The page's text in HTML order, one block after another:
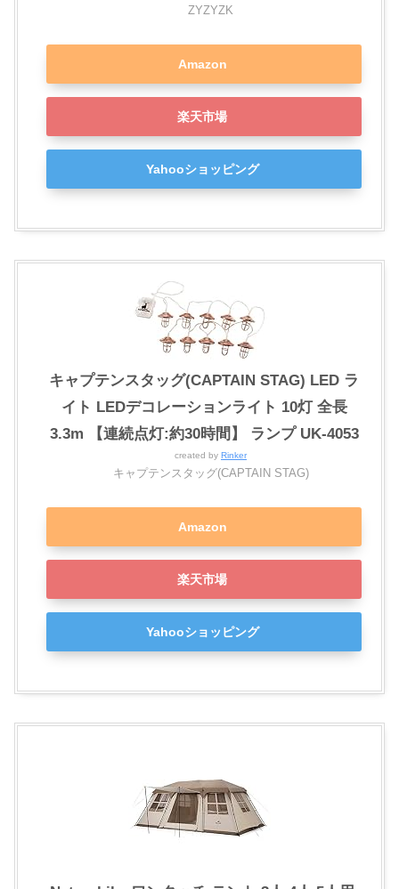
ZYZYZK
Amazon
楽天市場
Yahooショッピング
キャプテンスタッグ(CAPTAIN STAG) LED ラ
イト LEDデコレーションライト 10灯 全長
3.3m 【連続点灯:約30時間】 ランプ UK-4053
created by Rinker
キャプテンスタッグ(CAPTAIN STAG)
Amazon
楽天市場
Yahooショッピング